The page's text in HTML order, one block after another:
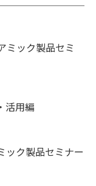
ミック製品セミ
活用編
ック製品セミナー